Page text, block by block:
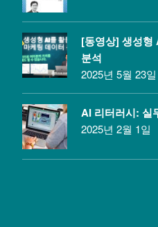
[동영상] 생성형
분석
2025년 5월 23일
AI 리터러시: 실
2025년 2월 1일